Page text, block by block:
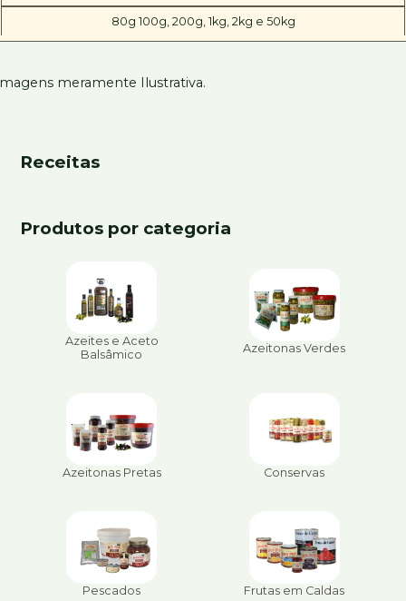
80g 100g, 200g, 1kg, 2kg e 50kg
meramente Ilustrativa.
Receitas
Produtos por categoria
Azeites e Aceto
Balsâmico
Azeitonas Verdes
Azeitonas Pretas Conservas
Pescados Frutas em Caldas